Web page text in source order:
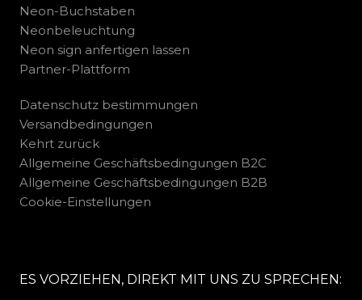
Neon-Buchstaben
Neonbeleuchtung
Neon sign anfertigen lassen
Partner-Plattform
Datenschutz bestimmungen
Versandbedingungen
Kehrt zurück
Allgemeine Geschäftsbedingungen B2C
Allgemeine Geschäftsbedingungen B2B
Cookie-Einstellungen
ES VORZIEHEN, DIREKT MIT UNS ZU SPRECHEN: